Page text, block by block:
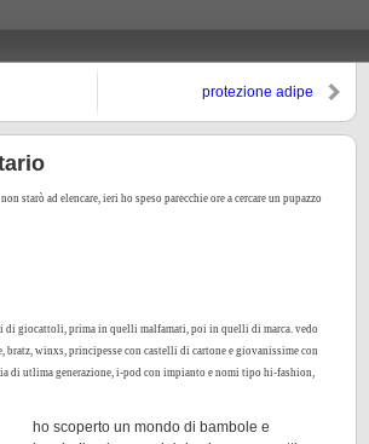
protezione adipe
starò ad elencare, ieri ho speso parecchie ore a cercare un pupazzo
di giocattoli, prima in quelli malfamati, poi in quelli di marca. vedo
bratz, winxs, principesse con castelli di cartone e giovanissime con
di utlima generazione, i-pod con impianto e nomi tipo hi-fashion,
ho scoperto un mondo di bambole e